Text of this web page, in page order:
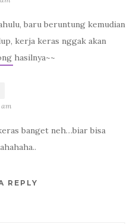
baru beruntung kemudian
kerja keras nggak akan
hasilnya~~
am
banget neh…biar bisa
REPLY